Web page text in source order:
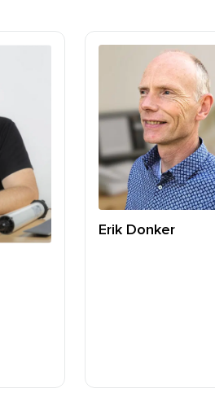
Erik Donker